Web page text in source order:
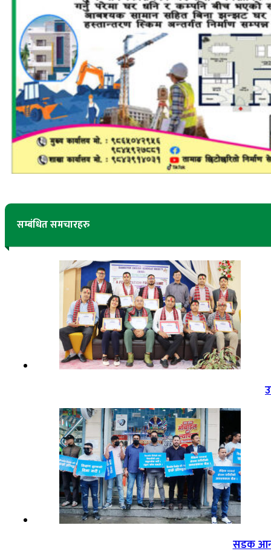
सम्बंधित समचारहरु
सडक